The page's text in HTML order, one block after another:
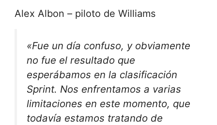
Alex Albon – piloto de Williams
«Fue un día confuso, y obviamente
no fue el resultado que
esperábamos en la clasificación
Sprint. Nos enfrentamos a varias
limitaciones en este momento, que
todavía estamos tratando de